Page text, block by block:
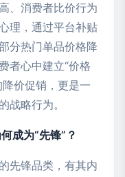
、消费者比价行为
理，通过平台补贴
分热门单品价格降
者心中建立“价格
价促销，更是一
战略行为。
成为“先锋”？
先锋品类，有其内